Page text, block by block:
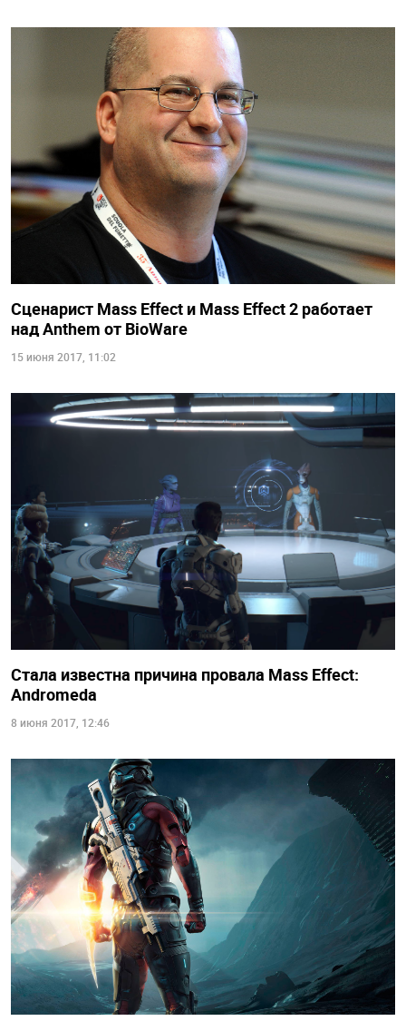
Сценарист Mass Effect и Mass Effect 2 работает
над Anthem от BioWare
15 июня 2017, 11:02
Стала известна причина провала Mass Effect:
Andromeda
8 июня 2017, 12:46